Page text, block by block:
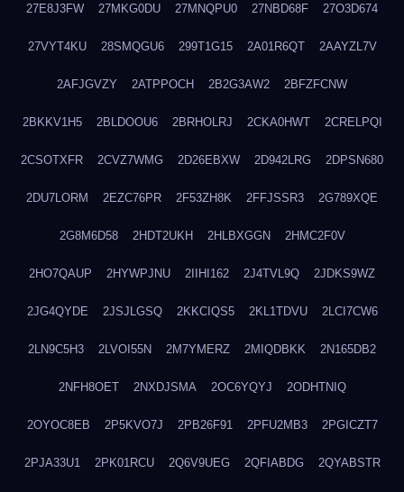
27E8J3FW 27MKG0DU 27MNQPU0 27NBD68F 27O3D674
27VYT4KU 28SMQGU6 299T1G15 2A01R6QT 2AAYZL7V
2AFJGVZY 2ATPPOCH 2B2G3AW2 2BFZFCNW
2BKKV1H5 2BLDOOU6 2BRHOLRJ 2CKA0HWT 2CRELPQI
2CSOTXFR 2CVZ7WMG 2D26EBXW 2D942LRG 2DPSN680
2DU7LORM 2EZC76PR 2F53ZH8K 2FFJSSR3 2G789XQE
2G8M6D58 2HDT2UKH 2HLBXGGN 2HMC2F0V
2HO7QAUP 2HYWPJNU 2IIHI162 2J4TVL9Q 2JDKS9WZ
2JG4QYDE 2JSJLGSQ 2KKCIQS5 2KL1TDVU 2LCI7CW6
2LN9C5H3 2LVOI55N 2M7YMERZ 2MIQDBKK 2N165DB2
2NFH8OET 2NXDJSMA 2OC6YQYJ 2ODHTNIQ
2OYOC8EB 2P5KVO7J 2PB26F91 2PFU2MB3 2PGICZT7
2PJA33U1 2PK01RCU 2Q6V9UEG 2QFIABDG 2QYABSTR